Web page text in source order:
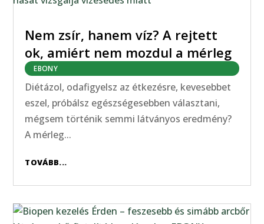
Nem zsír, hanem víz? A rejtett
ok, amiért nem mozdul a mérleg
EBONY
Diétázol, odafigyelsz az étkezésre, kevesebbet
eszel, próbálsz egészségesebben választani,
mégsem történik semmi látványos eredmény?
A mérleg...
TOVÁBB...